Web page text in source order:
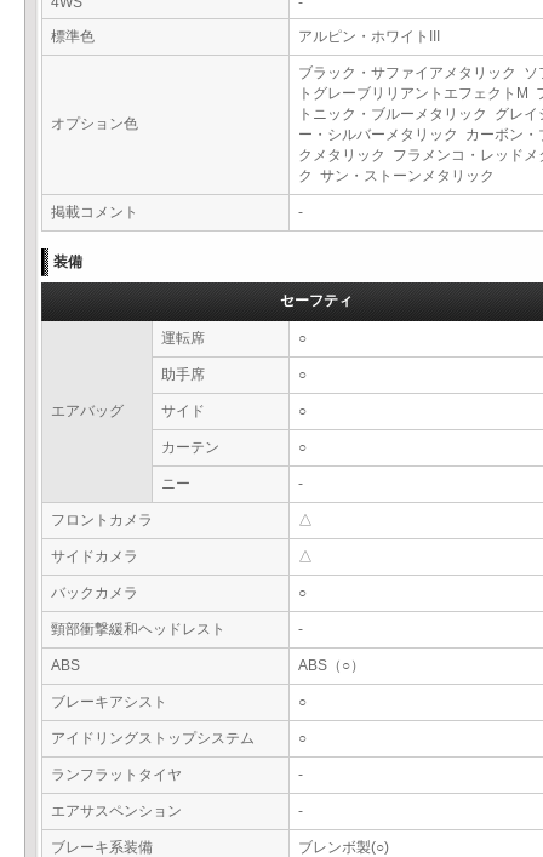
標準色
アルピン・ホワイトIII
オプション色
ブラック・サファイアメタリック ソ
トグレーブリリアントエフェクトM
トニック・ブルーメタリック グレイ
ー・シルバーメタリック カーボン・
クメタリック フラメンコ・レッドメ
ク サン・ストーンメタリック
掲載コメント -
装備
セーフティ
エアバッグ
運転席 ○
助手席 ○
サイド ○
カーテン ○
ニー -
フロントカメラ △
サイドカメラ △
バックカメラ ○
頸部衝撃緩和ヘッドレスト -
ABS ABS（○）
ブレーキアシスト ○
アイドリングストップシステム ○
ランフラットタイヤ -
エアサスペンション -
ブレーキ系装備 ブレンボ製(○)